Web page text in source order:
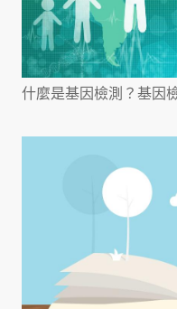
什麼是基因檢測？基因